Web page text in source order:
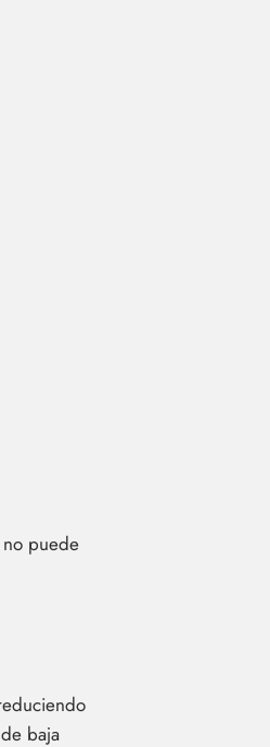
puede
baja